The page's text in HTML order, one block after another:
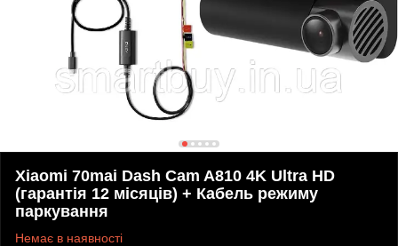
Xiaomi 70mai Dash Cam A810 4K Ultra HD
(гарантія 12 місяців) + Кабель режиму
паркування
Немає в наявності